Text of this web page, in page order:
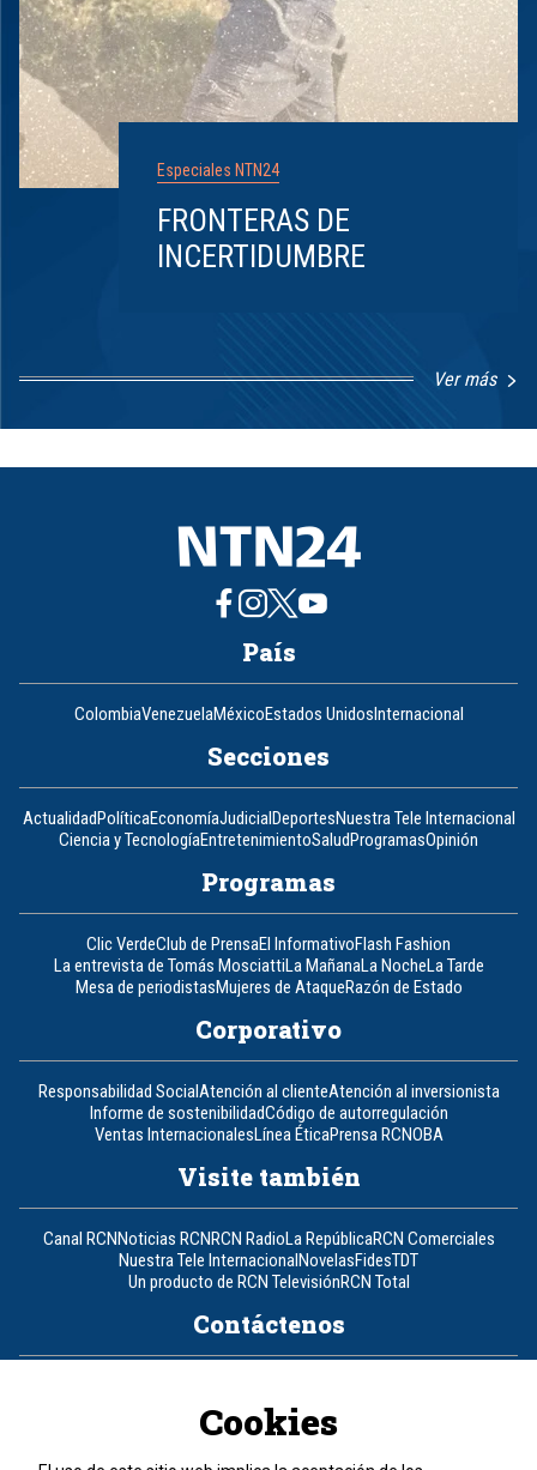
Especiales NTN24
FRONTERAS DE
INCERTIDUMBRE
Ver más
8
País
ColombiaVenezuelaMéxicoEstados UnidosInternacional
Secciones
ActualidadPolíticaEconomíaJudicialDeportesNuestra Tele Internacional
Ciencia y TecnologíaEntretenimientoSaludProgramasOpinión
Programas
Clic VerdeClub de PrensaEl InformativoFlash Fashion
La entrevista de Tomás MosciattiLa MañanaLa NocheLa Tarde
Mesa de periodistasMujeres de AtaqueRazón de Estado
Corporativo
Responsabilidad SocialAtención al clienteAtención al inversionista
Informe de sostenibilidadCódigo de autorregulación
Ventas InternacionalesLínea ÉticaPrensa RCNOBA
Visite también
Canal RCNNoticias RCNRCN RadioLa RepúblicaRCN Comerciales
Nuestra Tele InternacionalNovelasFidesTDT
Un producto de RCN TelevisiónRCN Total
Contáctenos
Política de cookies
Cookies